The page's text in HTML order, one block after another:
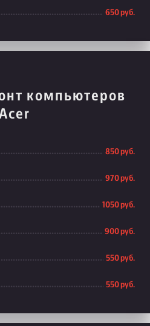
650 руб.
компьютеров
850 руб.
970 руб.
1050 руб.
900 руб.
550 руб.
550 руб.